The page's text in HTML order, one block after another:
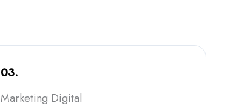
03.
Marketing Digital